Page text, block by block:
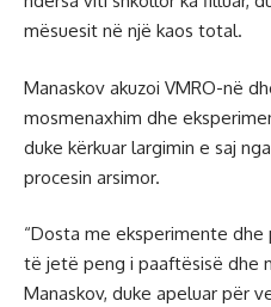
mësuesit në një kaos total.
Manaskov akuzoi VMRO-në
mosmenaxhim dhe
duke kërkuar largimin e saj
procesin arsimor.
“Dosta me eksperimente dhe
të jetë peng i paaftësisë dhe
Manaskov, duke apeluar për